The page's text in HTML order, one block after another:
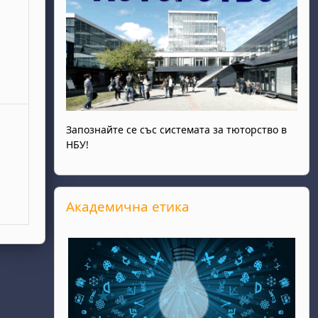
Запознайте се със системата за тюторство в
НБУ!
Прескочи Академична етика
Академична етика